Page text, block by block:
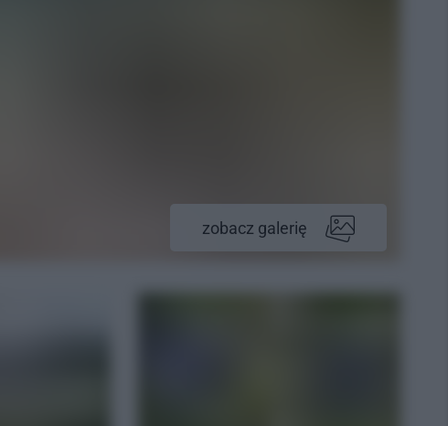
zobacz galerię